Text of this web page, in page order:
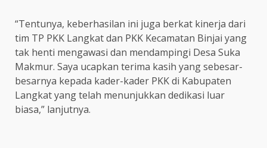
“Tentunya, keberhasilan ini juga berkat kinerja dari
tim TP PKK Langkat dan PKK Kecamatan Binjai yang
tak henti mengawasi dan mendampingi Desa Suka
Makmur. Saya ucapkan terima kasih yang sebesar-
besarnya kepada kader-kader PKK di Kabupaten
Langkat yang telah menunjukkan dedikasi luar
biasa,” lanjutnya.